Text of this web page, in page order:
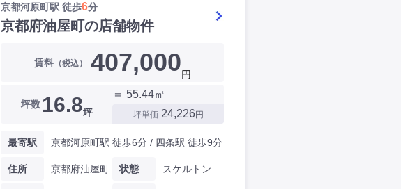
京都河原町駅 徒歩6分
京都府油屋町の店舗物件
賃料（税込） 407,000円
坪数 16.8坪
＝ 55.44㎡
坪単価 24,226円
最寄駅 京都河原町駅 徒歩6分 / 四条駅 徒歩9分
住所 京都府油屋町 状態 スケルトン